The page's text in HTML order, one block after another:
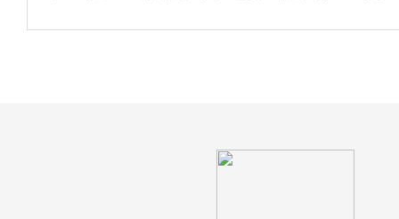
些病情较重或者需要特殊护理的患者，出院